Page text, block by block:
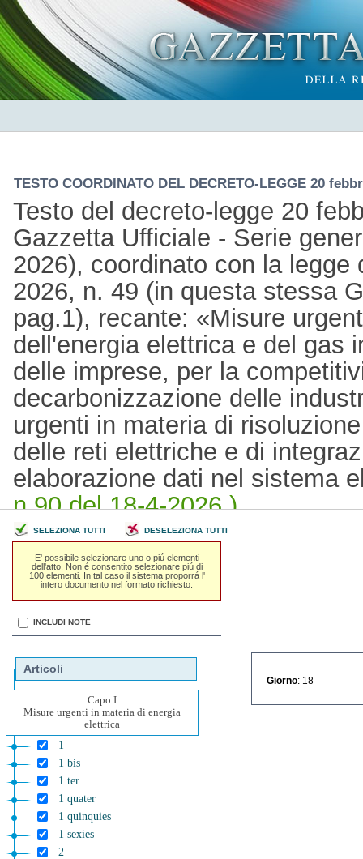
TESTO COORDINATO DEL DECRETO-LEGGE 20
Testo del decreto-legge 20
Gazzetta Ufficiale - Serie
2026), coordinato con la legge
2026, n. 49 (in questa stessa
pag.1), recante: «Misure
dell'energia elettrica e del gas
delle imprese, per la
decarbonizzazione delle
urgenti in materia di
delle reti elettriche e di
elaborazione dati nel sistema
n.90 del 18-4-2026 )
SELEZIONA TUTTI DESELEZIONA TUTTI
E' possibile selezionare uno o piú elementi
dell'atto. Non é consentito selezionare piú di
100 elementi. In tal caso il sistema proporrá l'
intero documento nel formato richiesto.
INCLUDI NOTE
Articoli
Capo I
Misure urgenti in materia di energia
elettrica
1
1 bis
1 ter
1 quater
1 quinquies
1 sexies
2
Giorno : 18